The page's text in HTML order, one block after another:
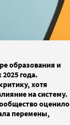
образования и
года.
хотя
на систему.
оценило
перемены,